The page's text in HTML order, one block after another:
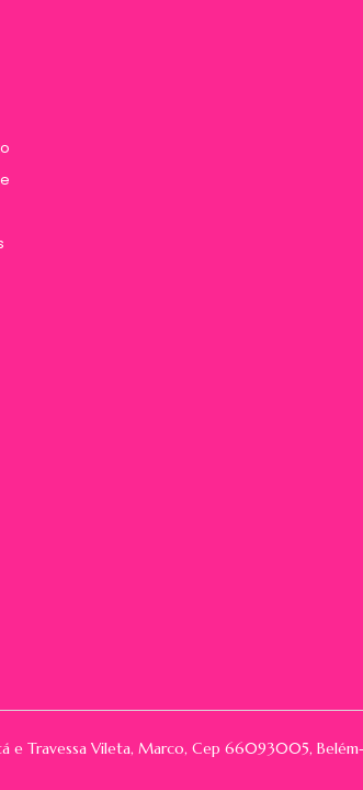
e Travessa Vileta, Marco, Cep 66093005,